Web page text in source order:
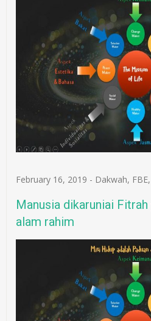
February 16, 2019 - Dakwah, FBE,
Manusia dikaruniai
alam rahim